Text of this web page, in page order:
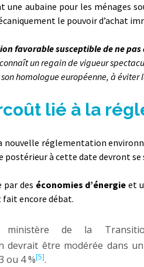
une aubaine pour les ménages
le pouvoir d’achat
favorable susceptible de ne pas
un regain de vigueur
homologue européenne, à
lié à la
nouvelle réglementation
postérieur à cette date devront
par des économies d’énergie et
encore débat.
de la
devrait être modérée dans
ou 4 %[5].